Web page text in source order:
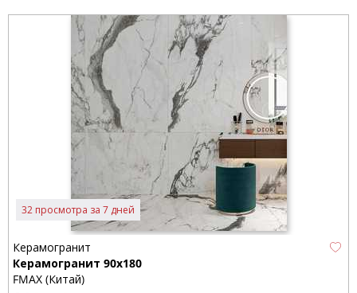
32 просмотра за 7 дней
Керамогранит
Керамогранит 90x180
FMAX (Китай)